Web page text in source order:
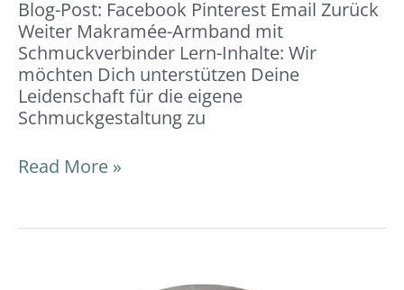
Blog-Post: Facebook Pinterest Email Zurück
Weiter Makramée-Armband mit
Schmuckverbinder Lern-Inhalte: Wir
möchten Dich unterstützen Deine
Leidenschaft für die eigene
Schmuckgestaltung zu
Read More »